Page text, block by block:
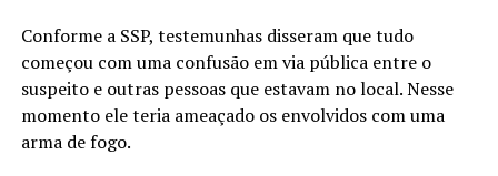
Conforme a SSP, testemunhas disseram que tudo
começou com uma confusão em via pública entre o
suspeito e outras pessoas que estavam no local. Nesse
momento ele teria ameaçado os envolvidos com uma
arma de fogo.